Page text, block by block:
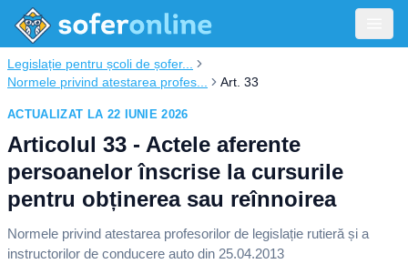
Legislație pentru școli de șofer...
Normele privind atestarea profes...
Art. 33
ACTUALIZAT LA 22 IUNIE 2026
Articolul 33 - Actele aferente
persoanelor înscrise la cursurile
pentru obținerea sau reînnoirea
Normele privind atestarea profesorilor de legislație rutieră și a
instructorilor de conducere auto din 25.04.2013